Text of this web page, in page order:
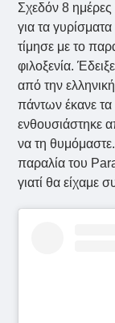
Σχεδόν 8
για τα
τίμησε με το
φιλοξενία.
από την
πάντων έκανε τα
ενθουσιάστηκε
να τη
παραλία του
γιατί θα είχαμε